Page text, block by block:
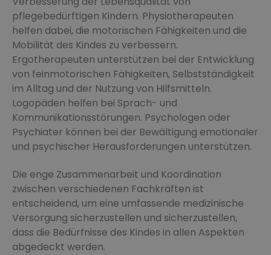
pflegebedürftigen Kindern. Physiotherapeuten
helfen dabei, die motorischen Fähigkeiten und die
Mobilität des Kindes zu verbessern.
Ergotherapeuten unterstützen bei der Entwicklung
von feinmotorischen Fähigkeiten, Selbstständigkeit
im Alltag und der Nutzung von Hilfsmitteln.
Logopäden helfen bei Sprach- und
Kommunikationsstörungen. Psychologen oder
Psychiater können bei der Bewältigung emotionaler
und psychischer Herausforderungen unterstützen.
Die enge Zusammenarbeit und Koordination
zwischen verschiedenen Fachkräften ist
entscheidend, um eine umfassende medizinische
Versorgung sicherzustellen und sicherzustellen,
dass die Bedürfnisse des Kindes in allen Aspekten
abgedeckt werden.